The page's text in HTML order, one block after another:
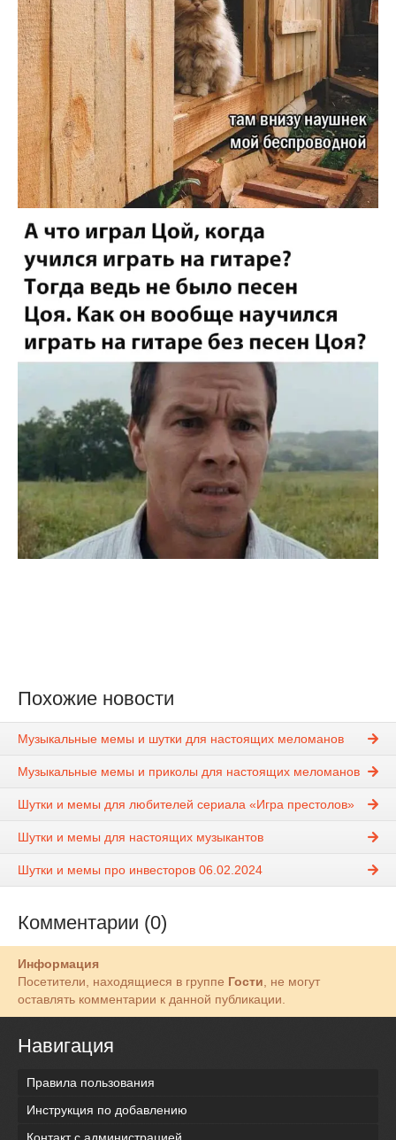
Похожие новости
Музыкальные мемы и шутки для настоящих меломанов
Музыкальные мемы и приколы для настоящих меломанов
Шутки и мемы для любителей сериала «Игра престолов»
Шутки и мемы для настоящих музыкантов
Шутки и мемы про инвесторов 06.02.2024
Комментарии (0)
Информация
Посетители, находящиеся в группе Гости , не могут
оставлять комментарии к данной публикации.
Навигация
Правила пользования
Инструкция по добавлению